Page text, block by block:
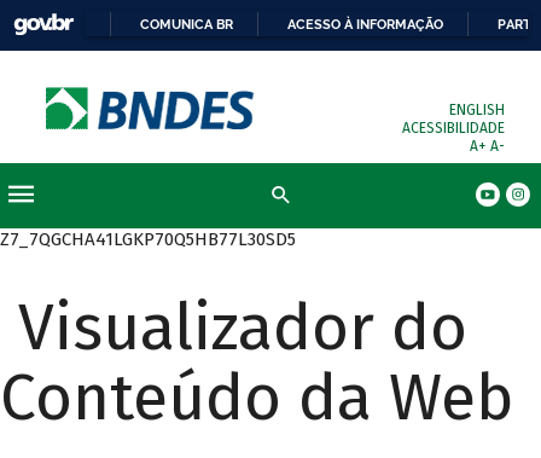
COMUNICA BR ACESSO À INFORMAÇÃO
ENGLISH
ACESSIBILIDADE
A+ A-
Z7_7QGCHA41LGKP70Q5HB77L30SD5
Visualizador do
Conteúdo da Web